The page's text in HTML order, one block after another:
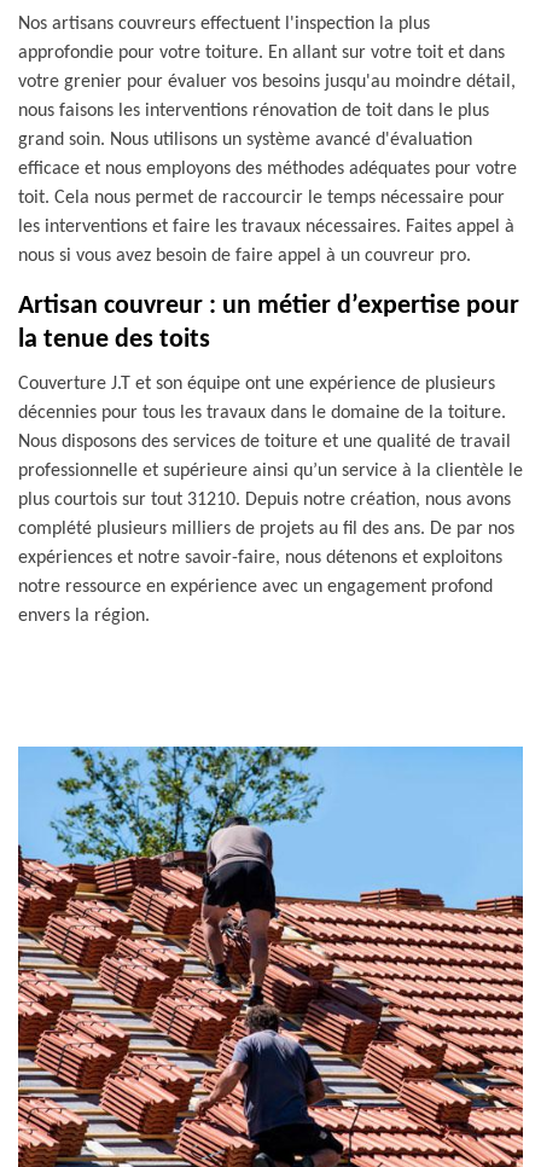
Nos artisans couvreurs effectuent l'inspection la plus
approfondie pour votre toiture. En allant sur votre toit et dans
votre grenier pour évaluer vos besoins jusqu'au moindre détail,
nous faisons les interventions rénovation de toit dans le plus
grand soin. Nous utilisons un système avancé d'évaluation
efficace et nous employons des méthodes adéquates pour votre
toit. Cela nous permet de raccourcir le temps nécessaire pour
les interventions et faire les travaux nécessaires. Faites appel à
nous si vous avez besoin de faire appel à un couvreur pro.
Artisan couvreur : un métier d’expertise pour
la tenue des toits
Couverture J.T et son équipe ont une expérience de plusieurs
décennies pour tous les travaux dans le domaine de la toiture.
Nous disposons des services de toiture et une qualité de travail
professionnelle et supérieure ainsi qu’un service à la clientèle le
plus courtois sur tout 31210. Depuis notre création, nous avons
complété plusieurs milliers de projets au fil des ans. De par nos
expériences et notre savoir-faire, nous détenons et exploitons
notre ressource en expérience avec un engagement profond
envers la région.